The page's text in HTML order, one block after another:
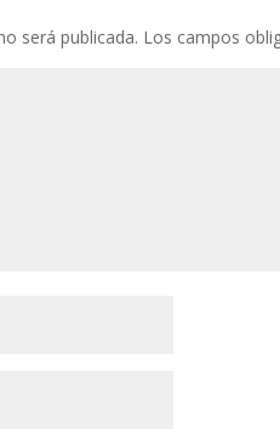
será publicada. Los campos